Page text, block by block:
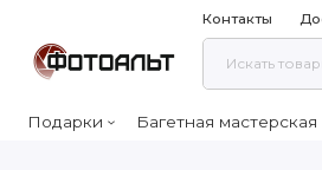
Контакты
Подарки Багетная